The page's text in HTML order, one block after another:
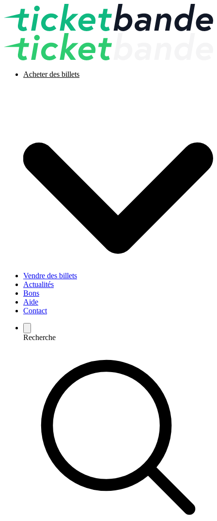
Acheter des billets
Vendre des billets
Actualités
Bons
Aide
Contact
Recherche